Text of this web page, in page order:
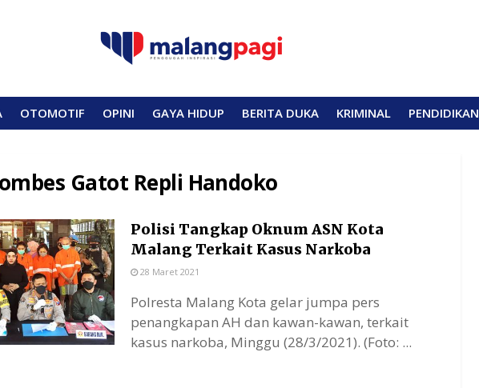
OTOMOTIF OPINI GAYA HIDUP BERITA DUKA KRIMINAL PENDIDIKAN
Gatot Repli Handoko
Polisi Tangkap Oknum ASN Kota
Malang Terkait Kasus Narkoba
28 Maret 2021
Polresta Malang Kota gelar jumpa pers
penangkapan AH dan kawan-kawan, terkait
kasus narkoba, Minggu (28/3/2021). (Foto: ...